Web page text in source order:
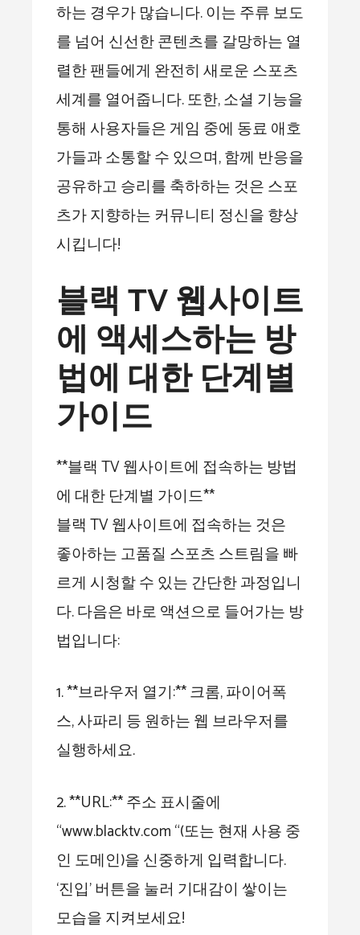
하는 경우가 많습니다. 이는 주류 보도
를 넘어 신선한 콘텐츠를 갈망하는 열
렬한 팬들에게 완전히 새로운 스포츠
세계를 열어줍니다. 또한, 소셜 기능을
통해 사용자들은 게임 중에 동료 애호
가들과 소통할 수 있으며, 함께 반응을
공유하고 승리를 축하하는 것은 스포
츠가 지향하는 커뮤니티 정신을 향상
시킵니다!
블랙 TV 웹사이트
에 액세스하는 방
법에 대한 단계별
가이드
**블랙 TV 웹사이트에 접속하는 방법
에 대한 단계별 가이드**
블랙 TV 웹사이트에 접속하는 것은
좋아하는 고품질 스포츠 스트림을 빠
르게 시청할 수 있는 간단한 과정입니
다. 다음은 바로 액션으로 들어가는 방
법입니다:
1. **브라우저 열기:** 크롬, 파이어폭
스, 사파리 등 원하는 웹 브라우저를
실행하세요.
2. **URL:** 주소 표시줄에
“www.blacktv.com “(또는 현재 사용 중
인 도메인)을 신중하게 입력합니다.
‘진입’ 버튼을 눌러 기대감이 쌓이는
모습을 지켜보세요!